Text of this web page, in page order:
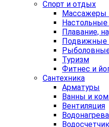
Спорт и отдых
Массажеры
Плавание,
Подвижные
Туризм
Фитнес и
Сантехника
Арматуры
Ванны и
Вентиляция